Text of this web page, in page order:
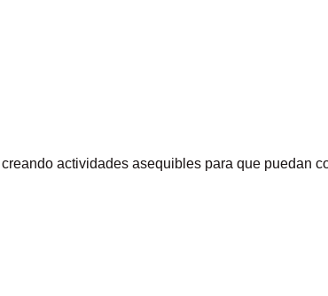
actividades asequibles para que puedan